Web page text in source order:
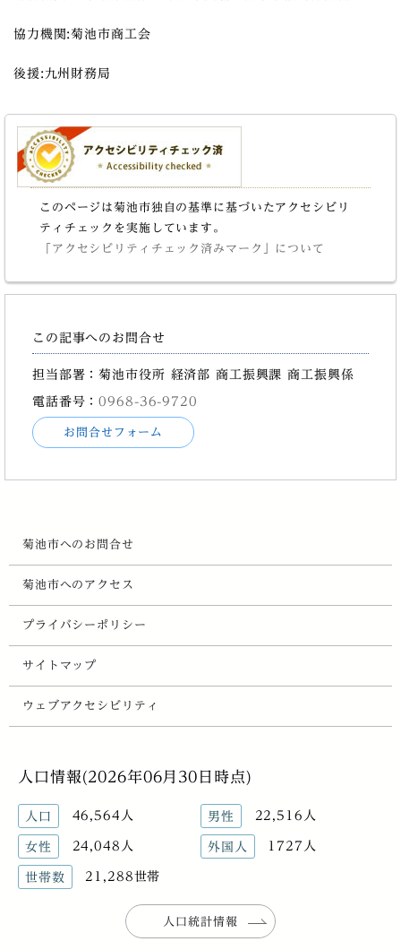
協力機関:菊池市商工会
後援:九州財務局
このページは菊池市独自の基準に基づいたアクセシビリ
ティチェックを実施しています。
「アクセシビリティチェック済みマーク」について
この記事へのお問合せ
担当部署：菊池市役所 経済部 商工振興課 商工振興係
電話番号：0968-36-9720
お問合せフォーム
菊池市へのお問合せ
菊池市へのアクセス
プライバシーポリシー
サイトマップ
ウェブアクセシビリティ
人口情報(2026年06月30日時点)
人口 46,564人 男性 22,516人
女性 24,048人 外国人 1727人
世帯数 21,288世帯
人口統計情報